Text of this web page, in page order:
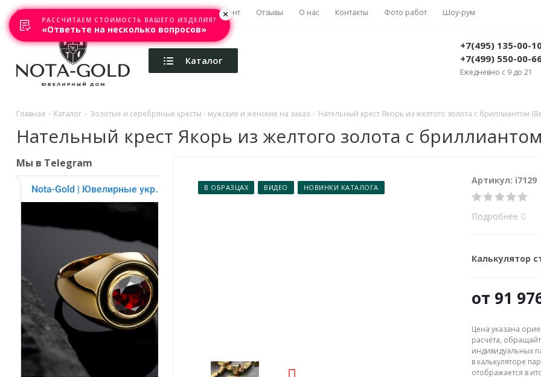
Главная Акции Каталоги Изготовление Ремонт Отзывы О нас Контакты Фото работ Шоу-рум
Каталог
+7(495) 135-00-
+7(499) 550-00-
Ежедневно с 9 до 21
Главная - Каталог - Золотые и серебряные кресты - мужские и женские на заказ - Нательный крест Якорь из желтого золота с бриллиантом
Нательный крест Якорь из желтого золота с
В ОБРАЗЦАХ ВИДЕО НОВИНКИ КАТАЛОГА
Артикул: i7129
Подробнее
Калькулятор
от 91
Цена указана
расчёта,
индивидуальных
в калькуляторе
отображается в
Мы в Telegram
РАССЧИТАЕМ СТОИМОСТЬ ВАШЕГО ИЗДЕЛИЯ?
«Ответьте на несколько вопросов»